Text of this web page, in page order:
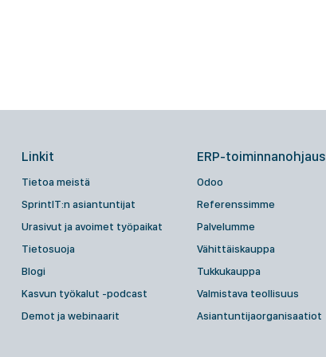
Linkit
Tietoa meistä
SprintIT:n asiantuntijat
Urasivut ja avoimet työpaikat
Tietosuoja
Blogi
Kasvun työkalut -podcast
Demot ja webinaarit
ERP-toiminnanohjaus
Odoo
Referenssimme
Palvelumme
Vähittäiskauppa
Tukkukauppa
Valmistava teollisuus
Asiantuntijaorganisaatiot